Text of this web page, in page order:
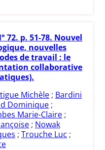
72. p. 51-78. Nouvel
nouvelles
de travail : le
collaborative
Michèle ; Bardini
Dominique ;
Marie-Claire ;
; Nowak
; Trouche Luc ;